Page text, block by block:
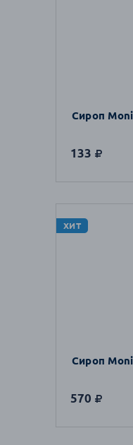
Сироп
133
ХИТ
Сироп
570